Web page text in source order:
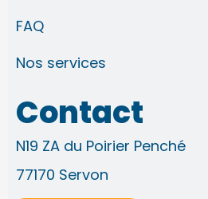
FAQ
Nos services
Contact
N19 ZA du Poirier Penché
77170 Servon